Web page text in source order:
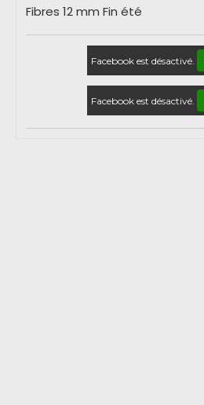
Fibres 12 mm Fin été
Facebook est désactivé.
Facebook est désactivé.